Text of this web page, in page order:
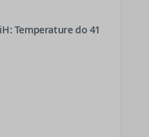
Temperature do 41